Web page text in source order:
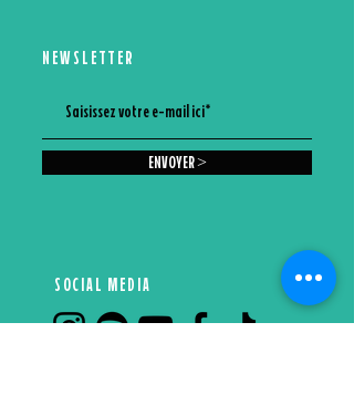
NEWSLETTER
ENVOYER >
SOCIAL MEDIA